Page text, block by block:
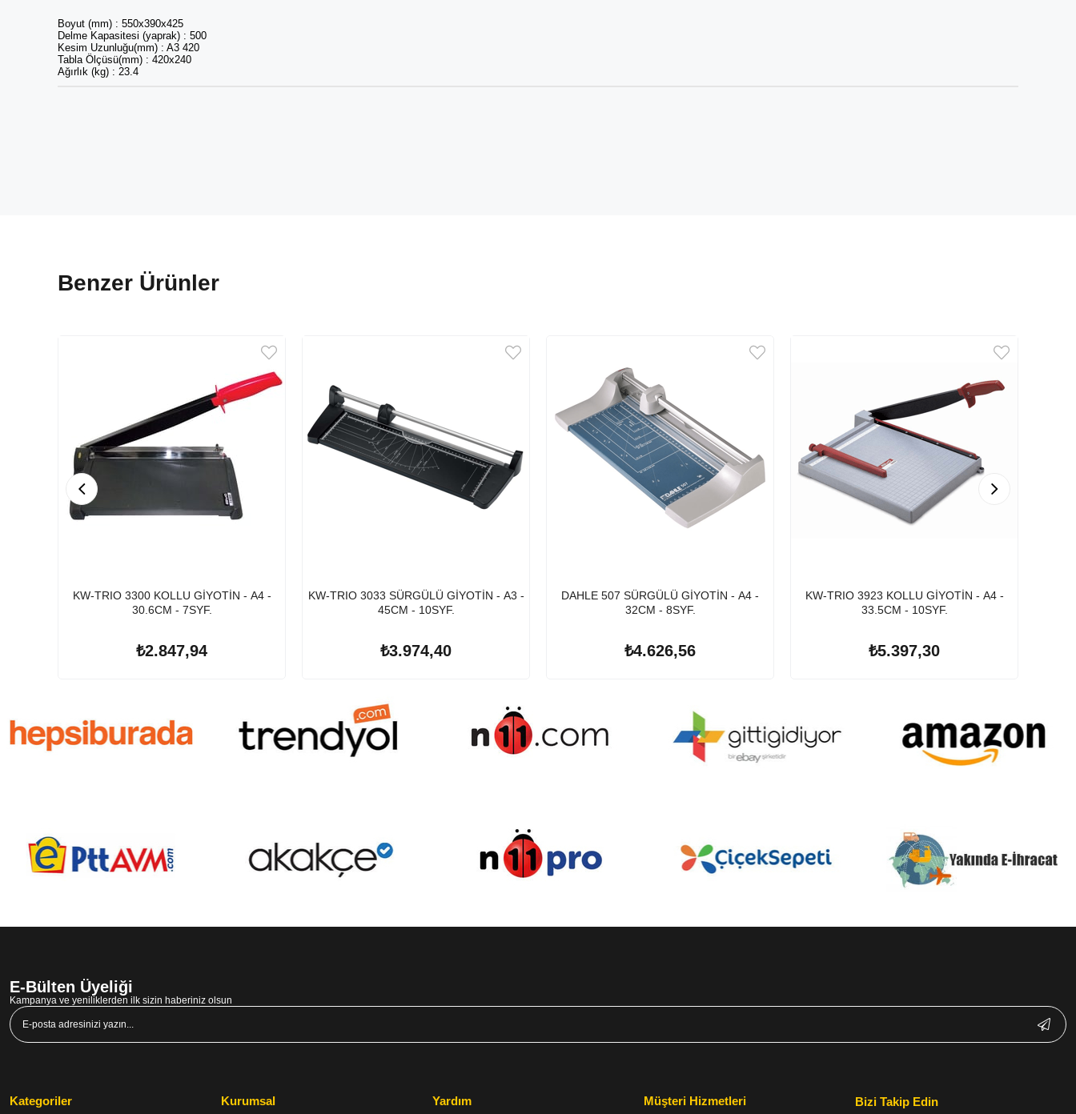
Boyut (mm) : 550x390x425
Delme Kapasitesi (yaprak) : 500
Kesim Uzunluğu(mm) : A3 420
Tabla Ölçüsü(mm) : 420x240
Ağırlık (kg) : 23.4
Benzer Ürünler
KW-TRIO 3300 KOLLU GİYOTİN - A4 -
30.6CM - 7SYF.
₺2.847,94
KW-TRIO 3033 SÜRGÜLÜ GİYOTİN - A3 -
45CM - 10SYF.
₺3.974,40
DAHLE 507 SÜRGÜLÜ GİYOTİN - A4 -
32CM - 8SYF.
₺4.626,56
KW-TRIO 3923 KOLLU GİYOTİN - A4 -
33.5CM - 10SYF.
₺5.397,30
E-Bülten Üyeliği
Kampanya ve yeniliklerden ilk sizin haberiniz olsun
Kategoriler Kurumsal Yardım Müşteri Hizmetleri Bizi Takip Edin